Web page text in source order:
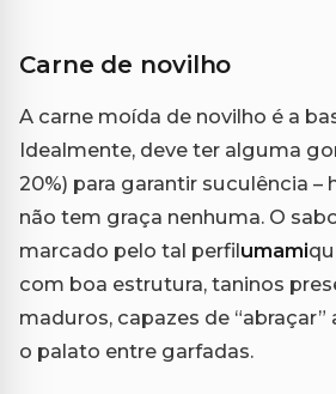
Carne de novilho
A carne moída de novilho é a
Idealmente, deve ter alguma
20%) para garantir suculência –
não tem graça nenhuma. O
marcado pelo tal perfilumami
com boa estrutura, taninos
maduros, capazes de
o palato entre garfadas.